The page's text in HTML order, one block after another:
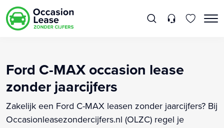
Ford C-MAX occasion lease
zonder jaarcijfers
Zakelijk een Ford C-MAX leasen zonder jaarcijfers? Bij
Occasionleasezondercijfers.nl (OLZC) regel je